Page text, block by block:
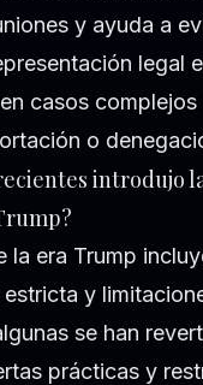
y ayuda a
legal
casos
o
introdujo
la era Trump
y
se han
prácticas y